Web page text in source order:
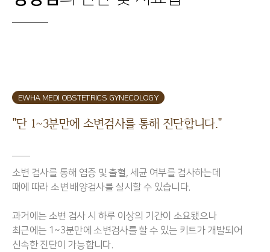
EWHA MEDI OBSTETRICS GYNECOLOGY
"단 1~3분만에 소변검사를 통해 진단합니다."
소변 검사를 통해 염증 및 출혈, 세균 여부를 검사하는데
때에 따라 소변 배양검사를 실시할 수 있습니다.
과거에는 소변 검사 시 하루 이상의 기간이 소요됐으나
최근에는 1~3분만에 소변검사를 할 수 있는 키트가 개발되어
신속한 진단이 가능합니다.